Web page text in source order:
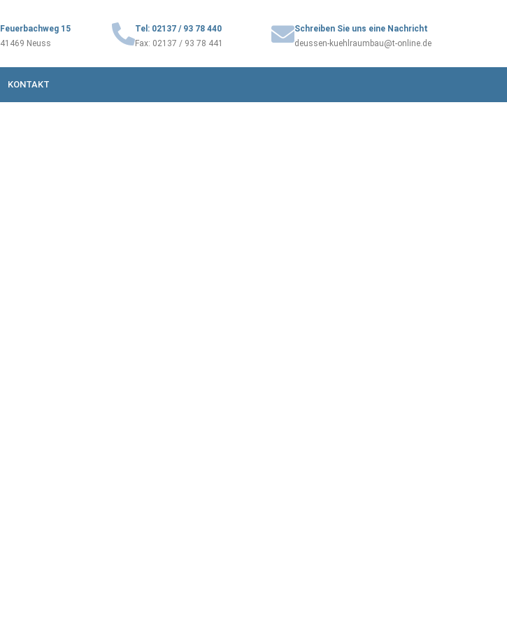
Feuerbachweg 15
41469 Neuss
Tel: 02137 / 93 78 440
Fax: 02137 / 93 78 441
Schreiben Sie uns eine Nachricht
deussen-kuehlraumbau@t-online.de
KONTAKT